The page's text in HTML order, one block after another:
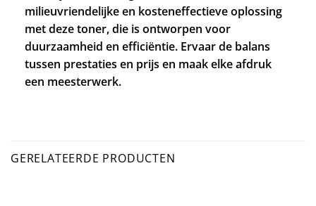
milieuvriendelijke en kosteneffectieve oplossing
met deze toner, die is ontworpen voor
duurzaamheid en efficiëntie. Ervaar de balans
tussen prestaties en prijs en maak elke afdruk
een meesterwerk.
GERELATEERDE PRODUCTEN